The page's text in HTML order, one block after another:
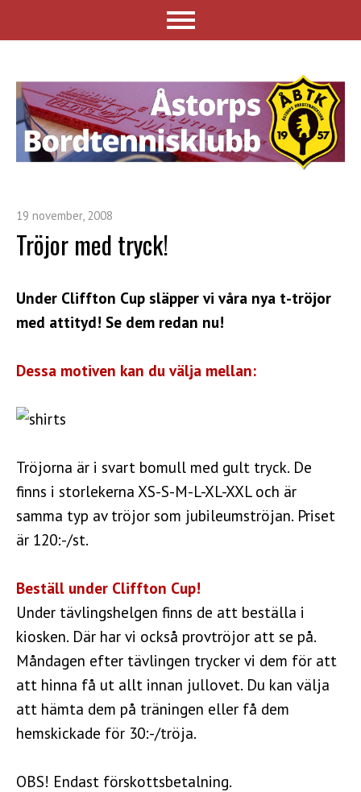
19 november, 2008
Tröjor med tryck!
Under Cliffton Cup släpper vi våra nya t-tröjor
med attityd! Se dem redan nu!
Dessa motiven kan du välja mellan:
Tröjorna är i svart bomull med gult tryck. De
finns i storlekerna XS-S-M-L-XL-XXL och är
samma typ av tröjor som jubileumströjan. Priset
är 120:-/st.
Beställ under Cliffton Cup!
Under tävlingshelgen finns de att beställa i
kiosken. Där har vi också provtröjor att se på.
Måndagen efter tävlingen trycker vi dem för att
att hinna få ut allt innan jullovet. Du kan välja
att hämta dem på träningen eller få dem
hemskickade för 30:-/tröja.
OBS! Endast förskottsbetalning.